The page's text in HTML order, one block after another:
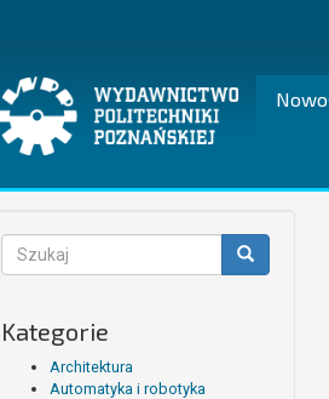
Formularz
wyszukiwania
Kategorie
Architektura
Automatyka i robotyka